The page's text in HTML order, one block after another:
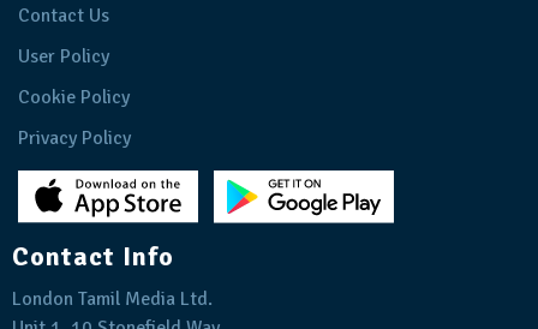
Contact Us
User Policy
Cookie Policy
Privacy Policy
Contact Info
London Tamil Media Ltd.